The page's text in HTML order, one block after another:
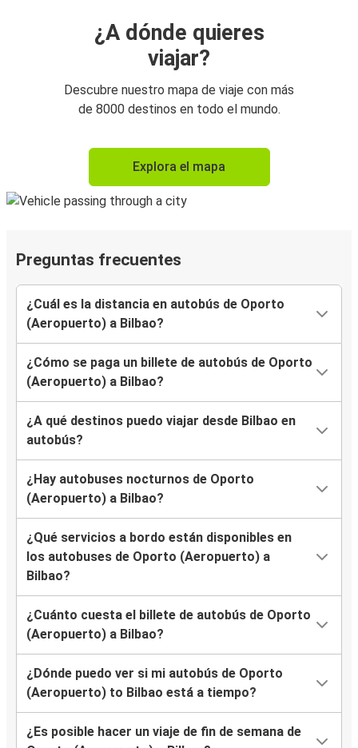
¿A dónde quieres
viajar?
Descubre nuestro mapa de viaje con más
de 8000 destinos en todo el mundo.
Explora el mapa
Preguntas frecuentes
¿Cuál es la distancia en autobús de Oporto
(Aeropuerto) a Bilbao?
¿Cómo se paga un billete de autobús de Oporto
(Aeropuerto) a Bilbao?
¿A qué destinos puedo viajar desde Bilbao en
autobús?
¿Hay autobuses nocturnos de Oporto
(Aeropuerto) a Bilbao?
¿Qué servicios a bordo están disponibles en
los autobuses de Oporto (Aeropuerto) a
Bilbao?
¿Cuánto cuesta el billete de autobús de Oporto
(Aeropuerto) a Bilbao?
¿Dónde puedo ver si mi autobús de Oporto
(Aeropuerto) to Bilbao está a tiempo?
¿Es posible hacer un viaje de fin de semana de